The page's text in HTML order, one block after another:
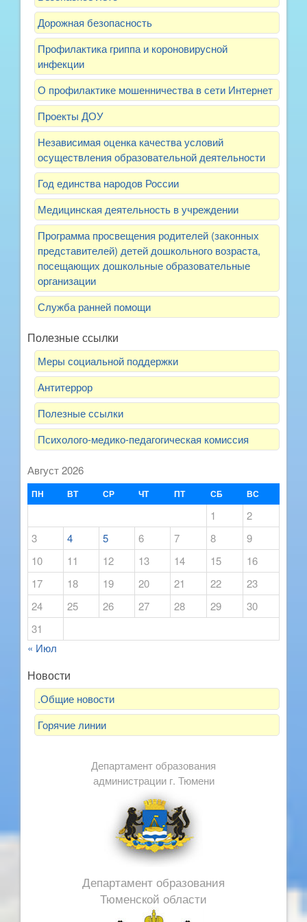
Дорожная безопасность
Профилактика гриппа и короновирусной
инфекции
О профилактике мошенничества в сети Интернет
Проекты ДОУ
Независимая оценка качества условий
осуществления образовательной деятельности
Год единства народов России
Медицинская деятельность в учреждении
Программа просвещения родителей (законных
представителей) детей дошкольного возраста,
посещающих дошкольные образовательные
организации
Служба ранней помощи
Полезные ссылки
Меры социальной поддержки
Антитеррор
Полезные ссылки
Психолого-медико-педагогическая комиссия
Август 2026
ПН ВТ СР ЧТ ПТ СБ ВС
1
2
3
4 5 6 7 8
9
10
11 12 13 14 15
16
17
18 19 20 21 22
23
24
25 26 27 28 29
30
31
« Июл
Новости
.Общие новости
Горячие линии
Департамент образования
администрации г. Тюмени
Департамент образования
Тюменской области